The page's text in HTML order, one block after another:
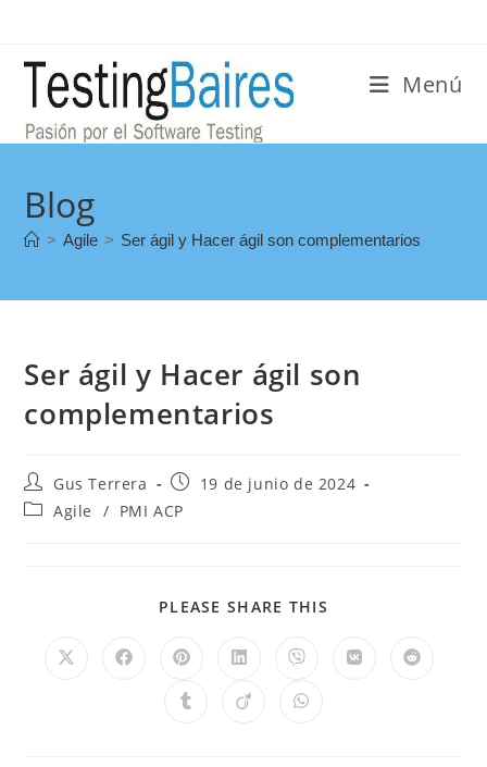
Menú
Blog
> Agile > Ser ágil y Hacer ágil son complementarios
Ser ágil y Hacer ágil son
complementarios
Gus Terrera
19 de junio de 2024
Agile
/ PMI ACP
PLEASE SHARE THIS